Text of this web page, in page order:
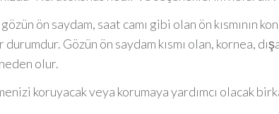
ön saydam, saat camı gibi olan ön kısmının
durumdur. Gözün ön saydam kısmı olan, kornea,
olur.
koruyacak veya korumaya yardımcı olacak